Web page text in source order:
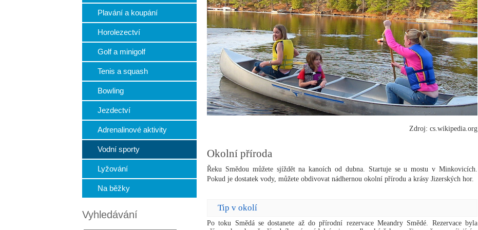
Zdroj: cs.wikipedia.org
Okolní příroda
Řeku Smědou můžete sjíždět na kanoích od dubna. Startuje se u mostu v Minkovicích.
Pokud je dostatek vody, můžete obdivovat nádhernou okolní přírodu a krásy Jizerských hor.
Tip v okolí
Po toku Smědá se dostanete až do přírodní rezervace Meandry Smědé. Rezervace byla
Plavání a koupání
Horolezectví
Golf a minigolf
Tenis a squash
Bowling
Jezdectví
Adrenalinové aktivity
Vodní sporty
Lyžování
Na běžky
Vyhledávání